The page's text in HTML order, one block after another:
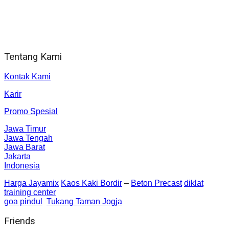
Tentang Kami
Kontak Kami
Karir
Promo Spesial
Jawa Timur
Jawa Tengah
Jawa Barat
Jakarta
Indonesia
Harga Jayamix Kaos Kaki Bordir – Beton Precast diklat
training center
goa pindul
Tukang Taman Jogja
Friends